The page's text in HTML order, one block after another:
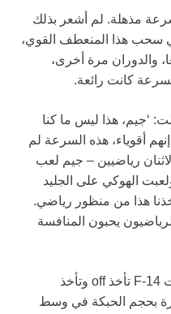
مذهلة. لم أشعر بذلك
سحب هذا المنعطف القوي،
والدوران مرة أخرى،
كانت رائعة.
‘جيم، هذا ليس ما كنا
أقوياء، هذه السرعة لم
رياضيين – جيم لعب
الهوكي على الجليد
هذا من منظور رياضي.
يحبون المنافسة
لكن بينما كان إيبس يشاهد طائرات F-14 تأخذ off وتأخذ
بحجم الحبكة في وسط